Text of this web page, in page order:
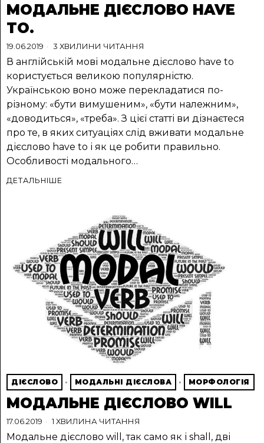
МОДАЛЬНЕ ДІЄСЛОВО HAVE
TO.
19.06.2019 3 ХВИЛИНИ ЧИТАННЯ
В англійській мові модальне дієслово have to
користується великою популярністю.
Українською воно може перекладатися по-
різному: «бути вимушеним», «бути належним»,
«доводиться», «треба». З цієї статті ви дізнаєтеся
про те, в яких ситуаціях слід вживати модальне
дієслово have to і як це робити правильно.
Особливості модального…
ДЕТАЛЬНІШЕ
ДІЄСЛОВО · МОДАЛЬНІ ДІЄСЛОВА · МОРФОЛОГІЯ
МОДАЛЬНЕ ДІЄСЛОВО WILL
17.06.2019 1 ХВИЛИНА ЧИТАННЯ
Модальне дієслово will, так само як і shall, дві